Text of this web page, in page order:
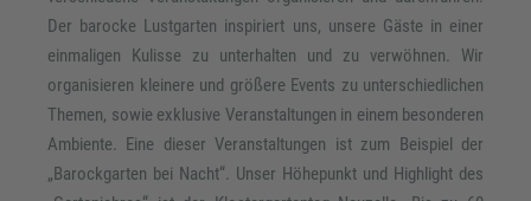
Der barocke Lustgarten inspiriert uns, unsere Gäste in einer
einmaligen Kulisse zu unterhalten und zu verwöhnen. Wir
organisieren kleinere und größere Events zu unterschiedlichen
Themen, sowie exklusive Veranstaltungen in einem besonderen
Ambiente. Eine dieser Veranstaltungen ist zum Beispiel der
„Barockgarten bei Nacht“. Unser Höhepunkt und Highlight des